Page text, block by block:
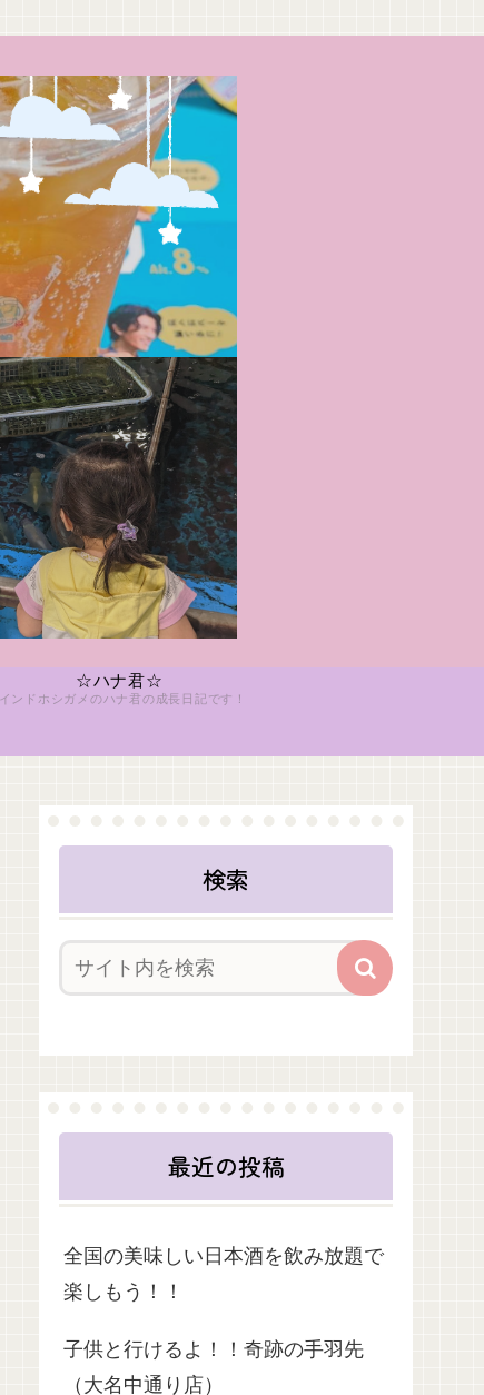
☆ハナ君☆
インドホシガメのハナ君の成長日記です！
検索
最近の投稿
全国の美味しい日本酒を飲み放題で
楽しもう！！
子供と行けるよ！！奇跡の手羽先
（大名中通り店）